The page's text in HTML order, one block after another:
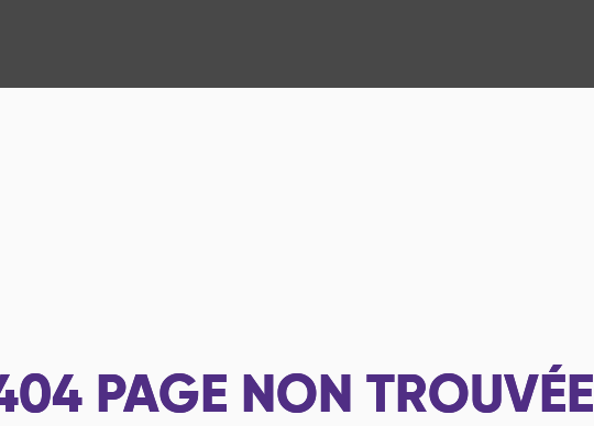
PAGE NON TROUVÉE